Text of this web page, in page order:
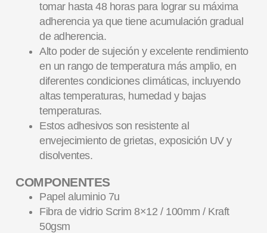
tomar hasta 48 horas para lograr su máxima
adherencia ya que tiene acumulación gradual
de adherencia.
Alto poder de sujeción y excelente rendimiento
en un rango de temperatura más amplio, en
diferentes condiciones climáticas, incluyendo
altas temperaturas, humedad y bajas
temperaturas.
Estos adhesivos son resistente al
envejecimiento de grietas, exposición UV y
disolventes.
COMPONENTES
Papel aluminio 7u
Fibra de vidrio Scrim 8×12 / 100mm / Kraft
50gsm